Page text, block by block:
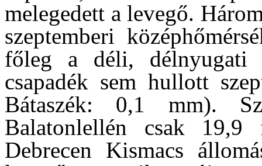
melegedett a levegő.
szeptemberi
főleg a déli, délnyugati
csapadék sem hullott
Bátaszék: 0,1 mm).
Balatonlellén csak 19,9
Debrecen Kismacs